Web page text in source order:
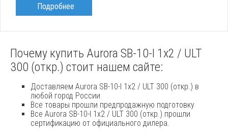
Подробнее
Почему купить Aurora SB-10-I 1x2 / ULT
300 (откр.) стоит нашем сайте:
Доставляем Aurora SB-10-I 1x2 / ULT 300 (откр.) в
любой город России
Все товары прошли предпродажную подготовку
Все Aurora SB-10-I 1x2 / ULT 300 (откр.) прошли
сертификацию от официального дилера.